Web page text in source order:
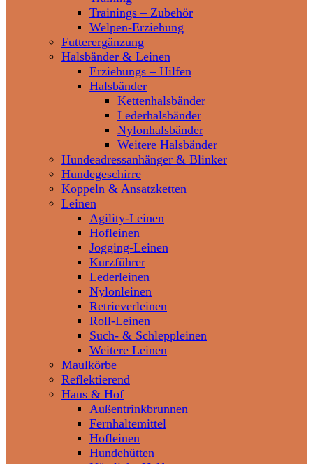
Trainings – Zubehör
Welpen-Erziehung
Futterergänzung
Halsbänder & Leinen
Erziehungs – Hilfen
Halsbänder
Kettenhalsbänder
Lederhalsbänder
Nylonhalsbänder
Weitere Halsbänder
Hundeadressanhänger & Blinker
Hundegeschirre
Koppeln & Ansatzketten
Leinen
Agility-Leinen
Hofleinen
Jogging-Leinen
Kurzführer
Lederleinen
Nylonleinen
Retrieverleinen
Roll-Leinen
Such- & Schleppleinen
Weitere Leinen
Maulkörbe
Reflektierend
Haus & Hof
Außentrinkbrunnen
Fernhaltemittel
Hofleinen
Hundehütten